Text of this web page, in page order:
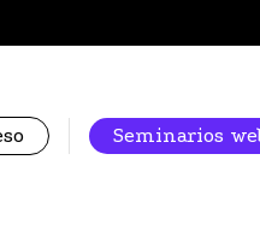
Seminarios